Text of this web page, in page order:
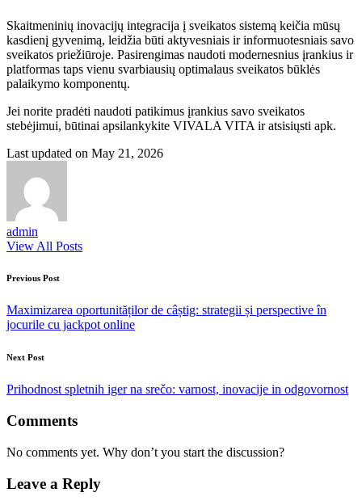
Skaitmeninių inovacijų integracija į sveikatos sistemą keičia mūsų
kasdienį gyvenimą, leidžia būti aktyvesniais ir informuotesniais savo
sveikatos priežiūroje. Pasirengimas naudoti modernesnius įrankius ir
platformas taps vienu svarbiausių optimalaus sveikatos būklės
palaikymo komponentų.
Jei norite pradėti naudoti patikimus įrankius savo sveikatos
stebėjimui, būtinai apsilankykite VIVALA VITA ir atsisiųsti apk.
Last updated on May 21, 2026
admin
View All Posts
Post
navigation
Previous Post
Maximizarea oportunităților de câștig: strategii și perspective în
jocurile cu jackpot online
Next Post
Prihodnost spletnih iger na srečo: varnost, inovacije in odgovornost
Comments
No comments yet. Why don’t you start the discussion?
Leave a Reply